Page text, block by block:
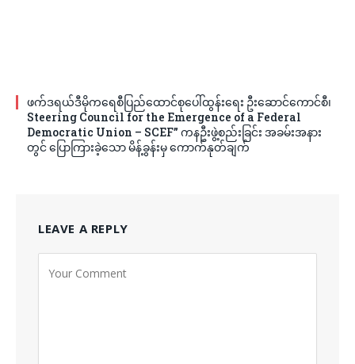
ဖက်ဒရယ်ဒီမိုကရေစီပြည်ထောင်စုပေါ်ထွန်းရေး ဦးဆောင်ကောင်စီ၊
Steering Council for the Emergence of a Federal
Democratic Union – SCEF” ကနဦးဖွဲ့စည်းခြင်း အခမ်းအနား
တွင် ပြောကြားခဲ့သော မိန့်ခွန်းမှ ကောက်နုတ်ချက်
LEAVE A REPLY